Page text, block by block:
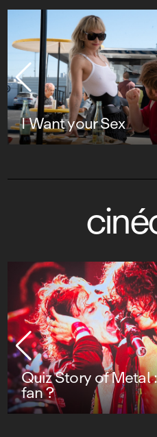
I Want your Sex
Quiz Story of Metal
fan ?